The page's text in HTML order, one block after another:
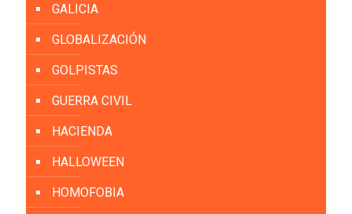
GALICIA
GLOBALIZACIÓN
GOLPISTAS
GUERRA CIVIL
HACIENDA
HALLOWEEN
HOMOFOBIA